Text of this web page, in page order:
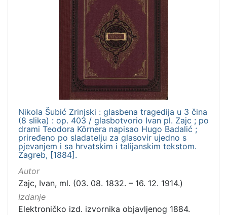
Nikola Šubić Zrinjski : glasbena tragedija u 3 čina
(8 slika) : op. 403 / glasbotvorio Ivan pl. Zajc ; po
drami Teodora Körnera napisao Hugo Badalić ;
priređeno po sladatelju za glasovir ujedno s
pjevanjem i sa hrvatskim i talijanskim tekstom.
Zagreb, [1884].
Autor
Zajc, Ivan, ml. (03. 08. 1832. – 16. 12. 1914.)
Izdanje
Elektroničko izd. izvornika objavljenog 1884.